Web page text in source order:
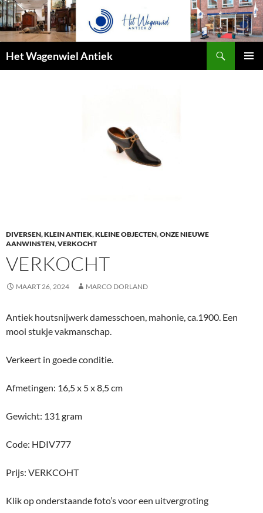
Het Wagenwiel Antiek
DIVERSEN, KLEIN ANTIEK,KLEINE OBJECTEN,ONZE NIEUWE
AANWINSTEN,VERKOCHT
VERKOCHT
MAART 26, 2024 MARCO DORLAND
Antiek houtsnijwerk damesschoen, mahonie, ca.1900. Een
mooi stukje vakmanschap.
Verkeert in goede conditie.
Afmetingen: 16,5 x 5 x 8,5 cm
Gewicht: 131 gram
Code: HDIV777
Prijs: VERKCOHT
Klik op onderstaande foto’s voor een uitvergroting